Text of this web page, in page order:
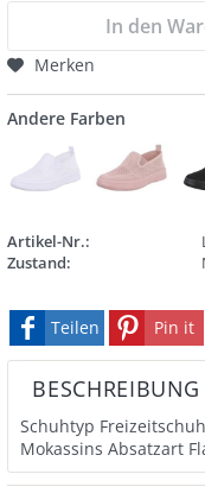
In den
Merken
Andere Farben
Artikel-Nr.:
Zustand:
Teilen Pin it
BESCHREIBUNG
Schuhtyp
Mokassins Absatzart